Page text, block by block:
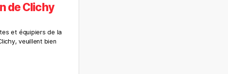
de Clichy
et équipiers de la
veuillent bien